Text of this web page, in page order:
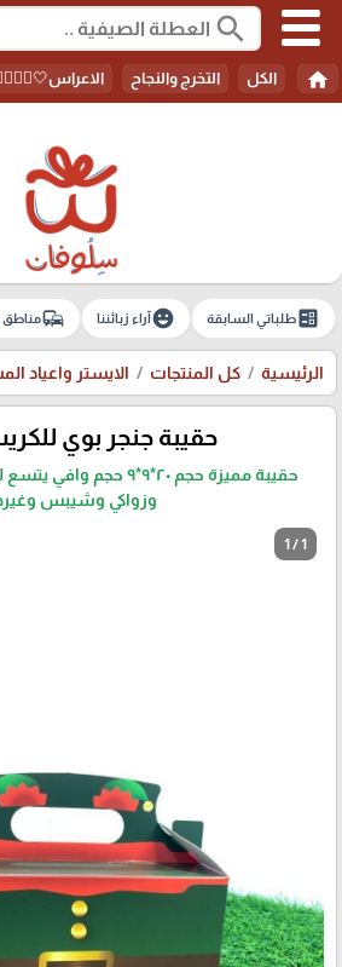
search
home الكل التخرج والنجاح
ballotطلباتي السابقة emoji_emotionsآراء زبائننا commuteمناطق
الرئيسية كل المنتجات الايستر واعياد
حقيبة جنجر بوي
حقيبة مميزة حجم ٢٠*٩*٩
وزواكي وشيبس
1 / 1